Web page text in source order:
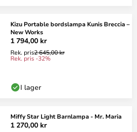
Kizu Portable bordslampa Kunis Breccia –
New Works
1 794,00 kr
Rek. pris2 645,00 kr
Rek. pris -32%
I lager
Miffy Star Light Barnlampa - Mr. Maria
1 270,00 kr